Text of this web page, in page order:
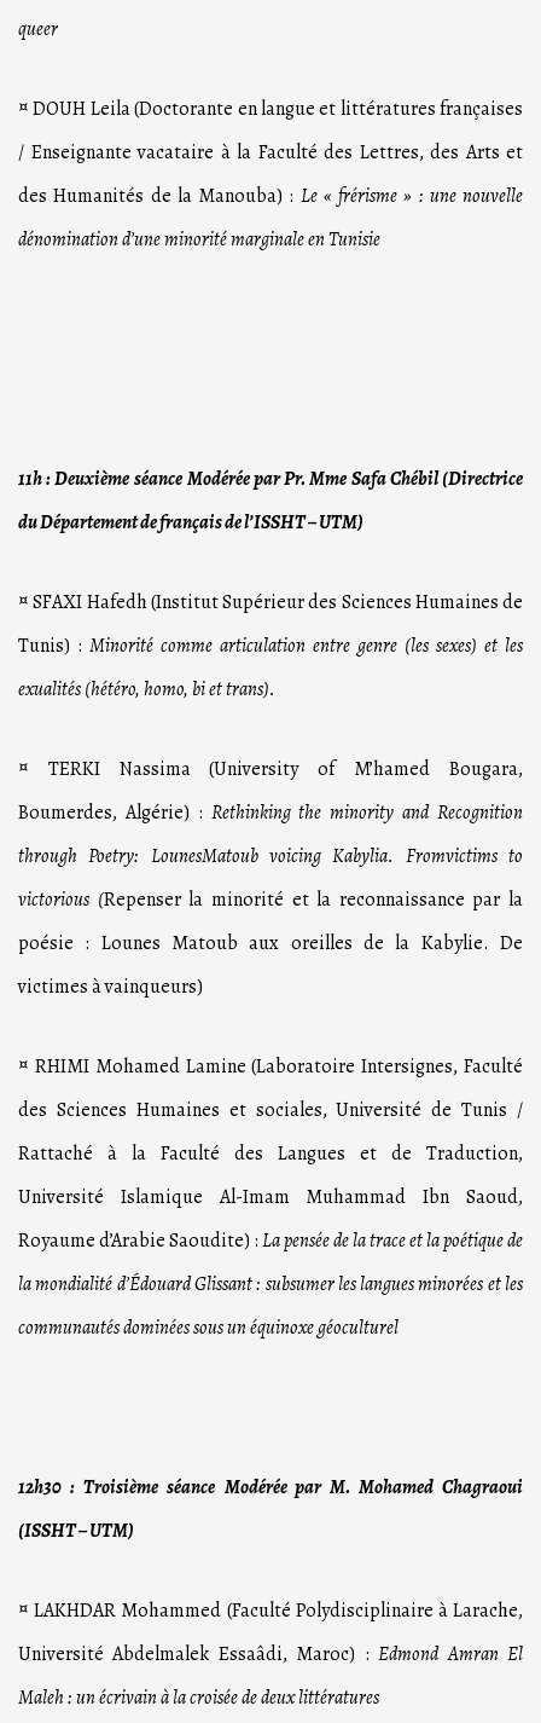
queer
¤ DOUH Leila (Doctorante en langue et littératures françaises
/ Enseignante vacataire à la Faculté des Lettres, des Arts et
des Humanités de la Manouba) : Le « frérisme » : une nouvelle
dénomination d’une minorité marginale en Tunisie
11h : Deuxième séanceModérée par Pr. Mme Safa Chébil (Directrice
du Département de français de l’ISSHT – UTM)
¤ SFAXI Hafedh (Institut Supérieur des Sciences Humaines de
Tunis) : Minorité comme articulation entre genre (les sexes) et les
exualités (hétéro, homo, bi et trans).
¤ TERKI Nassima (University of M’hamed Bougara,
Boumerdes, Algérie) : Rethinking the minority and Recognition
through Poetry: LounesMatoub voicing Kabylia. Fromvictims to
victorious (Repenser la minorité et la reconnaissance par la
poésie : Lounes Matoub aux oreilles de la Kabylie. De
victimes à vainqueurs)
¤ RHIMI Mohamed Lamine (Laboratoire Intersignes, Faculté
des Sciences Humaines et sociales, Université de Tunis /
Rattaché à la Faculté des Langues et de Traduction,
Université Islamique Al-Imam Muhammad Ibn Saoud,
Royaume d’Arabie Saoudite) :La pensée de la trace et la poétique de
la mondialité d’Édouard Glissant : subsumer les langues minorées et les
communautés dominées sous un équinoxe géoculturel
12h30 : Troisième séance Modérée par M. Mohamed Chagraoui
(ISSHT – UTM)
¤ LAKHDAR Mohammed (Faculté Polydisciplinaire à Larache,
Université Abdelmalek Essaâdi, Maroc) :Edmond Amran El
Maleh : un écrivain à la croisée de deux littératures